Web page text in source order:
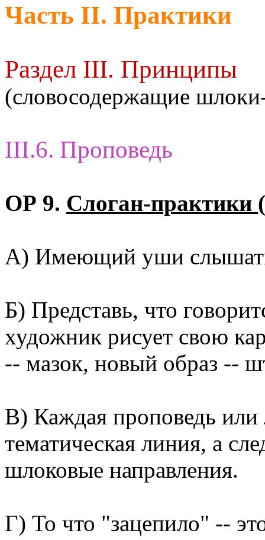
Часть II. Практики
Раздел III. Принципы
(словосодержащие
III.6. Проповедь
ОР 9. Слоган-практики
А) Имеющий уши
Б) Представь, что
художник рисует свою
-- мазок, новый образ --
В) Каждая проповедь или
тематическая линия, а
шлоковые направления.
Г) То что "зацепило" --